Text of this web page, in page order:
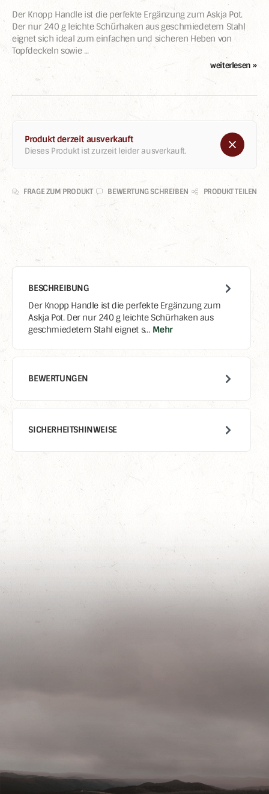
Der Knopp Handle ist die perfekte Ergänzung zum Askja Pot.
Der nur 240 g leichte Schürhaken aus geschmiedetem Stahl
eignet sich ideal zum einfachen und sicheren Heben von
Topfdeckeln sowie ...
weiterlesen »
Produkt derzeit ausverkauft
Dieses Produkt ist zurzeit leider ausverkauft.
FRAGE ZUM PRODUKT BEWERTUNG SCHREIBEN PRODUKT TEILEN
BESCHREIBUNG
Der Knopp Handle ist die perfekte Ergänzung zum
Askja Pot. Der nur 240 g leichte Schürhaken aus
geschmiedetem Stahl eignet s… Mehr
BEWERTUNGEN
SICHERHEITSHINWEISE